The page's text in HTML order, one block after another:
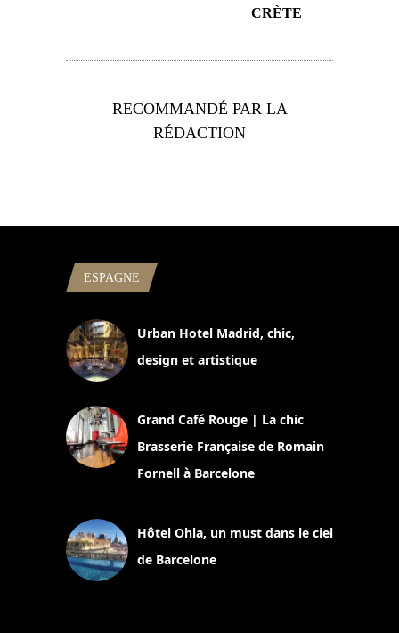
CRÈTE
RECOMMANDÉ PAR LA
RÉDACTION
ESPAGNE
Urban Hotel Madrid, chic,
design et artistique
Grand Café Rouge | La chic
Brasserie Française de Romain
Fornell à Barcelone
Hôtel Ohla, un must dans le ciel
de Barcelone